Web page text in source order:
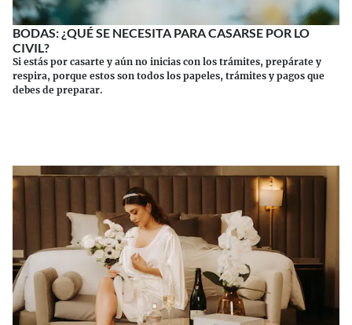
BODAS: ¿QUÉ SE NECESITA PARA CASARSE POR LO
CIVIL?
Si estás por casarte y aún no inicias con los trámites, prepárate y
respira, porque estos son todos los papeles, trámites y pagos que
debes de preparar.